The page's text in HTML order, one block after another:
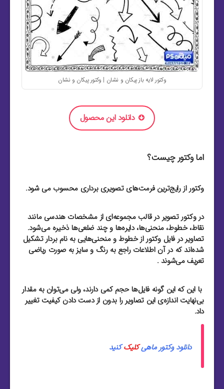
وکتور لایه باز پیکان و نشان | وکتور پیکان و نشان
دانلود این محصول
اما وکتور چیست؟
وکتور از رایج‌ترین فرمت‌های تصویری برداری محسوب می شود.
در وکتور تصویر در قالب مجموعه‌ای از مشخصات هندسی مانند
نقاط، خطوط، منحنی‌ها، دایره‌ها و چند ضلعی‌ها ذخیره می‌شود.
تصاویر در فایل وکتور از خطوط و منحنی‌هایی به نام بردار تشکیل
شده‌اند که در آن اطلاعات راجع به رنگ و سایز به صورت ریاضی
تعریف می‌شوند .
با این که این گونه فایل‌ها حجم کمی دارند، ولی می‌توان به مقدار
بی‌نهایت اندازه‌ی این تصاویر را بدون از دست دادن کیفیت تغییر
داد.
دانلود وکتور ماهیکلیک کنید